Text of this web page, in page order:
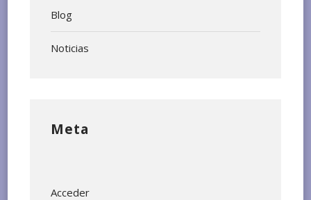
Blog
Noticias
Meta
Acceder